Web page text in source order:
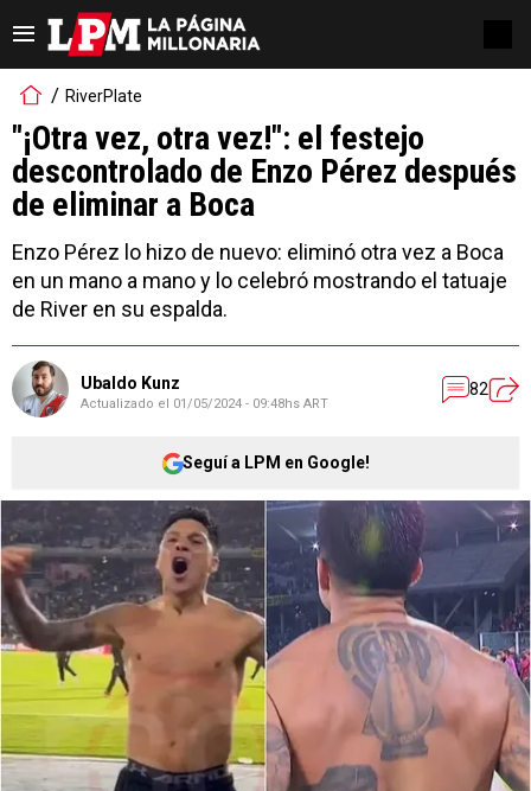
RiverPlate
"¡Otra vez, otra vez!": el festejo
descontrolado de Enzo Pérez después
de eliminar a Boca
Enzo Pérez lo hizo de nuevo: eliminó otra vez a Boca
en un mano a mano y lo celebró mostrando el tatuaje
de River en su espalda.
Ubaldo Kunz
Actualizado el 01/05/2024 - 09:48hs ART
82
Seguí a LPM en Google!